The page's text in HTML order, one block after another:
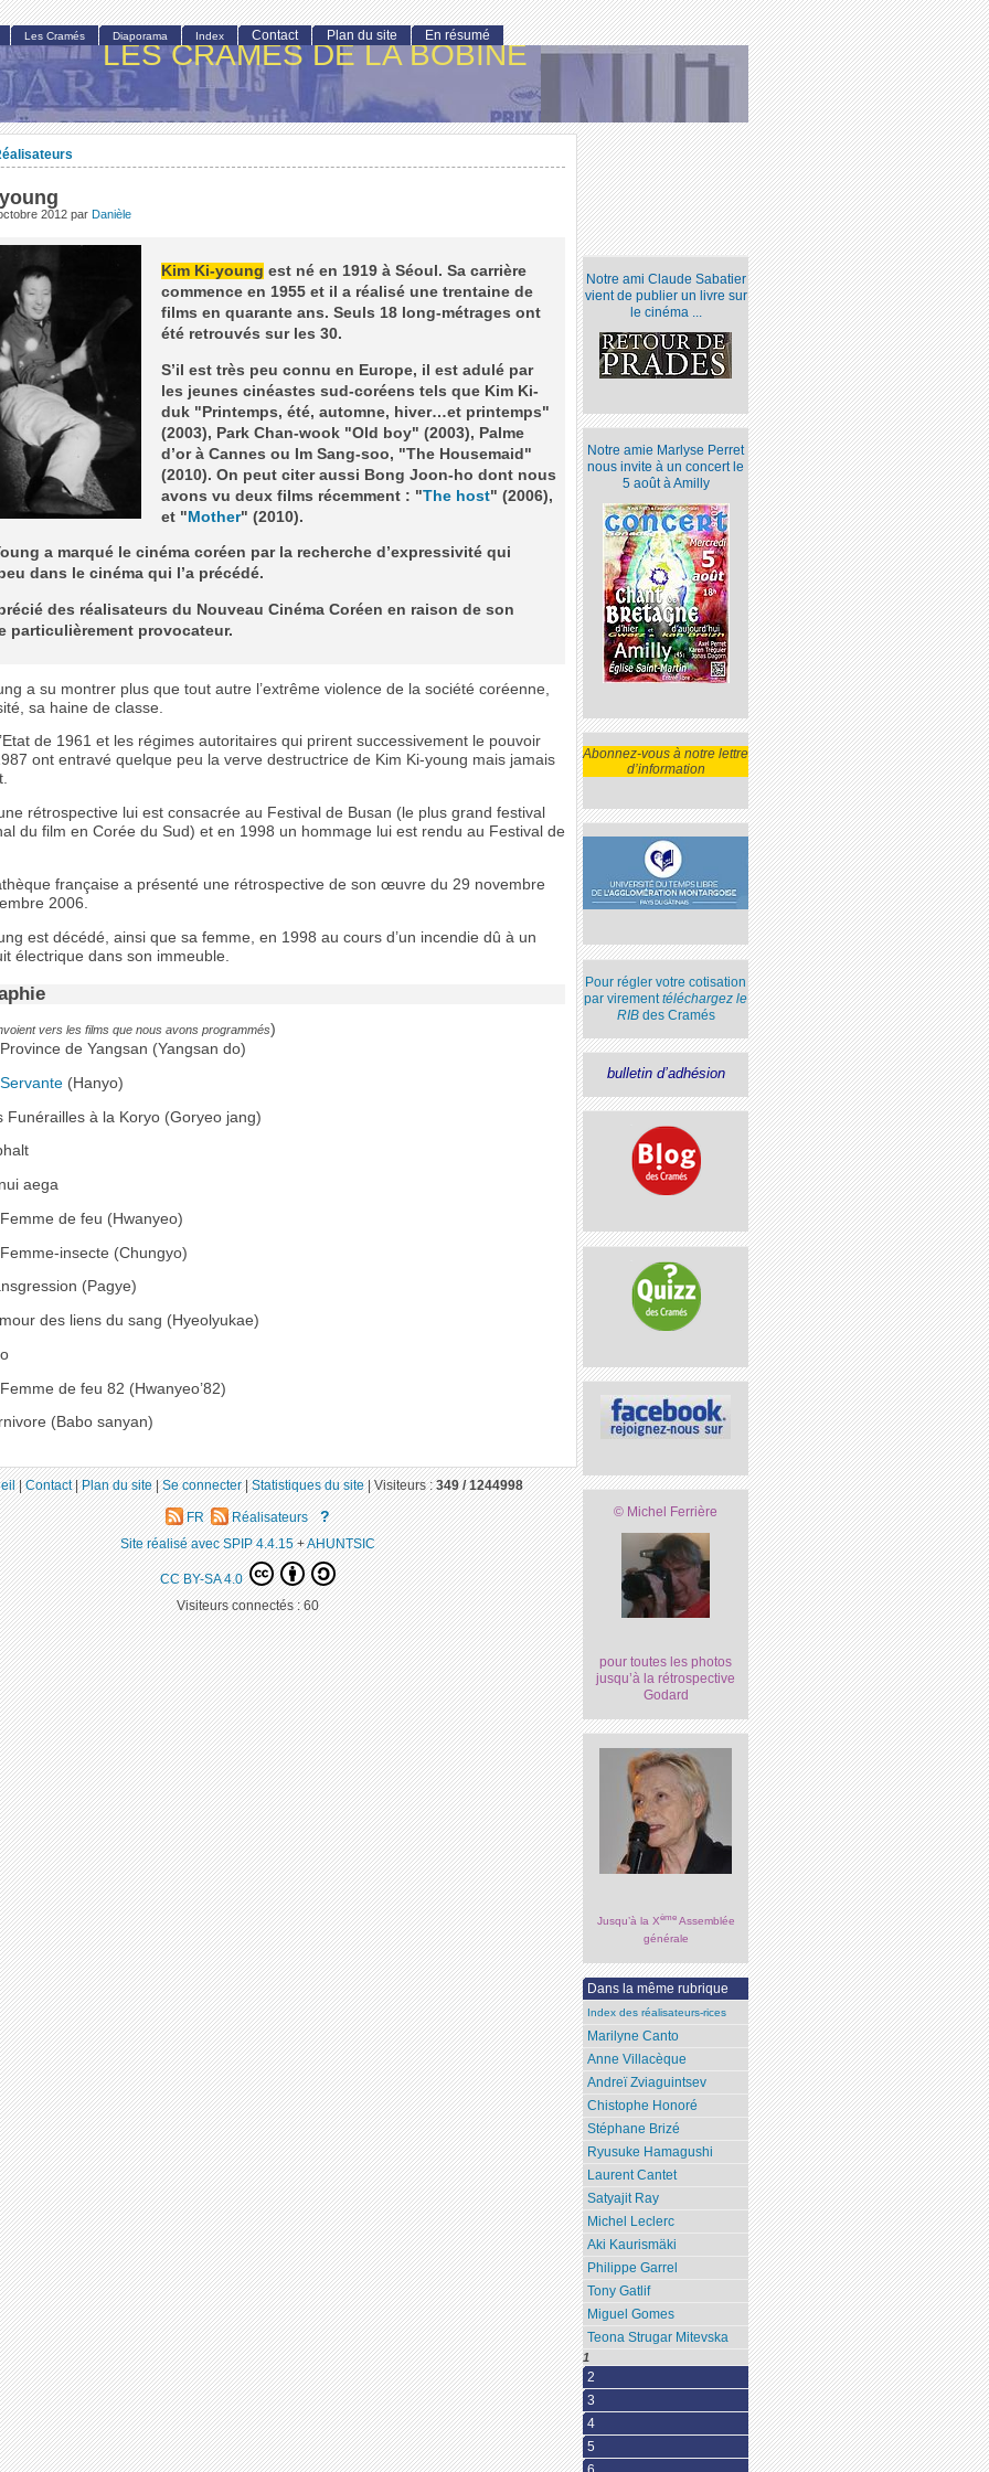
LES CRAMÉS DE LA BOBINE
2012 par Danièle
Kim Ki-young est né en 1919 à Séoul. Sa carrière
commence en 1955 et il a réalisé une trentaine de
films en quarante ans. Seuls 18 long-métrages ont
été retrouvés sur les 30.
S’il est très peu connu en Europe, il est adulé par
les jeunes cinéastes sud-coréens tels que Kim Ki-
duk "Printemps, été, automne, hiver…et printemps"
(2003), Park Chan-wook "Old boy" (2003), Palme
d’or à Cannes ou Im Sang-soo, "The Housemaid"
(2010). On peut citer aussi Bong Joon-ho dont nous
avons vu deux films récemment : "The host" (2006),
et "Mother" (2010).
a marqué le cinéma coréen par la recherche d’expressivité qui
dans le cinéma qui l’a précédé.
des réalisateurs du Nouveau Cinéma Coréen en raison de son
particulièrement provocateur.
a su montrer plus que tout autre l’extrême violence de la société coréenne,
sa haine de classe.
de 1961 et les régimes autoritaires qui prirent successivement le pouvoir
ont entravé quelque peu la verve destructrice de Kim Ki-young mais jamais
rétrospective lui est consacrée au Festival de Busan (le plus grand festival
du film en Corée du Sud) et en 1998 un hommage lui est rendu au Festival de
française a présenté une rétrospective de son œuvre du 29 novembre
2006.
est décédé, ainsi que sa femme, en 1998 au cours d’un incendie dû à un
électrique dans son immeuble.
vers les films que nous avons programmés)
de Yangsan (Yangsan do)
(Hanyo)
Funérailles à la Koryo (Goryeo jang)
aega
de feu (Hwanyeo)
insecte (Chungyo)
(Pagye)
des liens du sang (Hyeolyukae)
de feu 82 (Hwanyeo’82)
(Babo sanyan)
Notre ami Claude Sabatier
vient de publier un livre sur
le cinéma ...
Notre amie Marlyse Perret
nous invite à un concert le
5 août à Amilly
Abonnez-vous à notre lettre
d’information
Pour régler votre cotisation
par virementtéléchargez le
RIBdes Cramés
bulletin d’adhésion
© Michel Ferrière
pour toutes les photos
jusqu’à la rétrospective
Godard
Jusqu’à la XèmeAssemblée
générale
Dans la même rubrique
Index des réalisateurs-rices
Marilyne Canto
Anne Villacèque
Andreï Zviaguintsev
Chistophe Honoré
Stéphane Brizé
Ryusuke Hamagushi
Laurent Cantet
Satyajit Ray
Michel Leclerc
Aki Kaurismäki
Philippe Garrel
Tony Gatlif
Miguel Gomes
Teona Strugar Mitevska
1
2
3
4
5
Les Cramés Diaporama Index Contact Plan du site En résumé
|Contact|Plan du site|Se connecter|Statistiques du site|Visiteurs :349 / 1244998
FR Réalisateurs ?
Site réalisé avec SPIP 4.4.15+AHUNTSIC
CC BY-SA 4.0
Visiteurs connectés :60